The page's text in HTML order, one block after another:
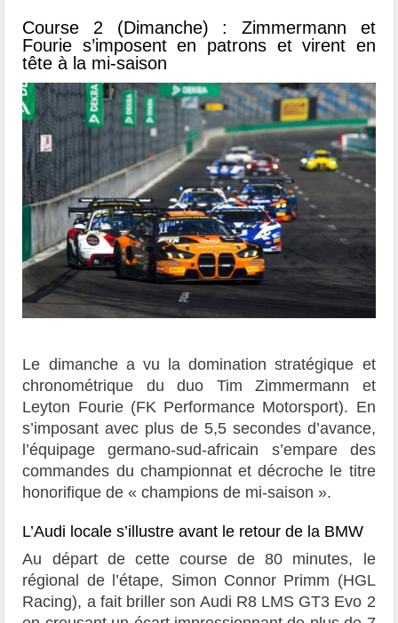
Course 2 (Dimanche) : Zimmermann et
Fourie s’imposent en patrons et virent en
tête à la mi-saison
Le dimanche a vu la domination stratégique et
chronométrique du duo Tim Zimmermann et
Leyton Fourie (FK Performance Motorsport). En
s’imposant avec plus de 5,5 secondes d’avance,
l’équipage germano-sud-africain s’empare des
commandes du championnat et décroche le titre
honorifique de « champions de mi-saison ».
L’Audi locale s’illustre avant le retour de la BMW
Au départ de cette course de 80 minutes, le
régional de l’étape, Simon Connor Primm (HGL
Racing), a fait briller son Audi R8 LMS GT3 Evo 2